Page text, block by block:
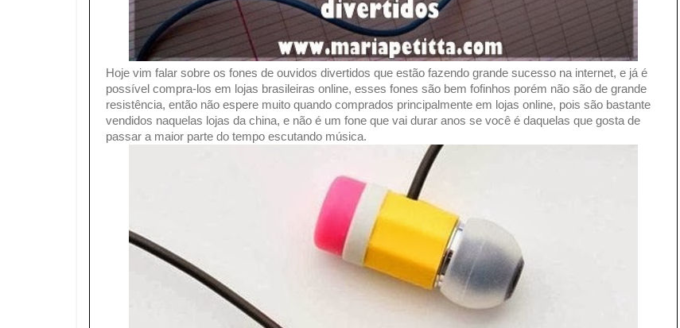
Hoje vim falar sobre os fones de ouvidos divertidos que estão fazendo grande sucesso na internet, e já é
possível compra-los em lojas brasileiras online, esses fones são bem fofinhos porém não são de grande
resistência, então não espere muito quando comprados principalmente em lojas online, pois são bastante
vendidos naquelas lojas da china, e não é um fone que vai durar anos se você é daquelas que gosta de
passar a maior parte do tempo escutando música.